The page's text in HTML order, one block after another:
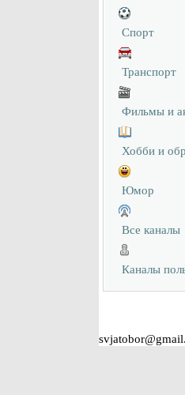
Спорт
Транспорт
Фильмы и
Хобби и
Юмор
Все каналы
Каналы